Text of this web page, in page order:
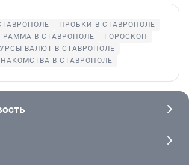
ПРОБКИ В СТАВРОПОЛЕ
В СТАВРОПОЛЕ
ГОРОСКОП
ВАЛЮТ В СТАВРОПОЛЕ
В СТАВРОПОЛЕ